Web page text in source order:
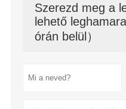
Szerezd meg a
lehető
órán belül）